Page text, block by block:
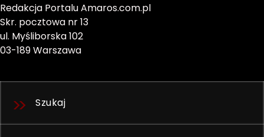
Redakcja Portalu Amaros.com.pl
Skr. pocztowa nr 13
ul. Myśliborska 102
03-189 Warszawa
Szukaj